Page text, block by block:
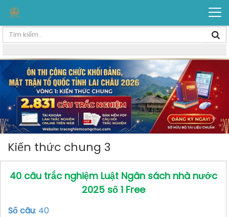
Kiến thức chung 3
40 câu trắc nghiệm Luật Ngân sách nhà nước
2025 số 1 Free
Số câu: 40